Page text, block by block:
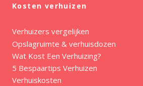
Kosten verhuizen
Verhuizers vergelijken
Opslagruimte & verhuisdozen
Wat Kost Een Verhuizing?
5 Bespaartips Verhuizen
Verhuiskosten